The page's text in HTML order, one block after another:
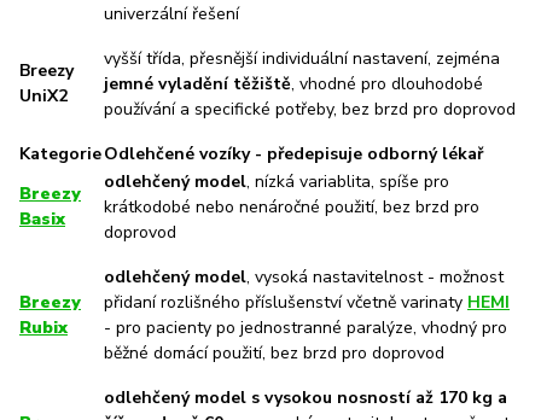
univerzální řešení
Breezy
UniX2
vyšší třída, přesnější individuální nastavení, zejména
jemné vyladění těžiště, vhodné pro dlouhodobé
používání a specifické potřeby, bez brzd pro doprovod
KategorieOdlehčené vozíky - předepisuje odborný lékař
Breezy
Basix
odlehčený model, nízká variablita, spíše pro
krátkodobé nebo nenáročné použití, bez brzd pro
doprovod
Breezy
Rubix
odlehčený model, vysoká nastavitelnost - možnost
přidaní rozlišného příslušenství včetně varinaty HEMI
- pro pacienty po jednostranné paralýze, vhodný pro
běžné domácí použití, bez brzd pro doprovod
odlehčený model s vysokou nosností až 170 kg a